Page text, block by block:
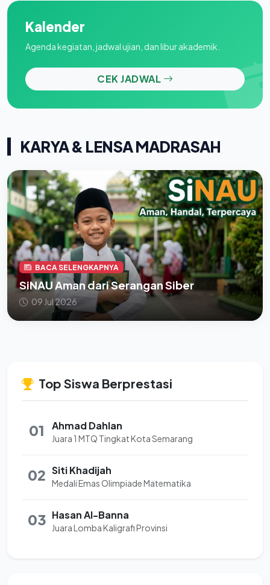
Kalender
Agenda kegiatan, jadwal ujian, dan libur akademik.
CEK JADWAL
KARYA & LENSA MADRASAH
BACA SELENGKAPNYA
SiNAU Aman dari Serangan Siber
09 Jul 2026
Top Siswa Berprestasi
01 Ahmad Dahlan
Juara 1 MTQ Tingkat Kota Semarang
02 Siti Khadijah
Medali Emas Olimpiade Matematika
03 Hasan Al-Banna
Juara Lomba Kaligrafi Provinsi